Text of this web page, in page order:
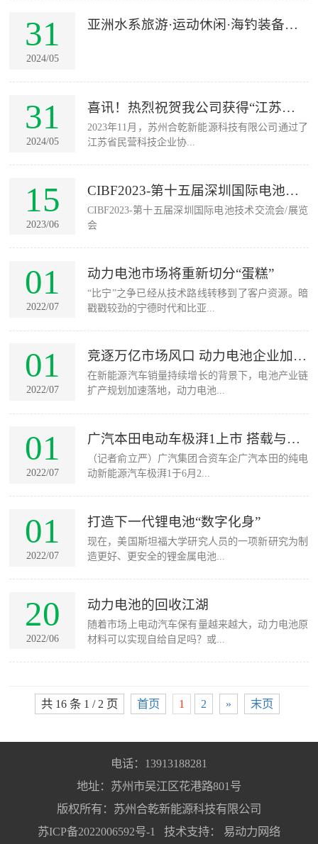
31
2024/05
亚洲水系旅游·运动休闲·海钓装备与
31
2024/05
喜讯！热烈祝贺我公司获得“江苏省
民营科技...
2023年11月，苏州合乾新能源科技有限公司通过了
江苏省民营科技企业协...
15
2023/06
CIBF2023-第十五届深圳国际电池
技...
CIBF2023-第十五届深圳国际电池技术交流会/展览
会
01
2022/07
动力电池市场将重新切分“蛋糕”
“比宁”之争已经从技术路线转移到了客户资源。暗
戳戳较劲的宁德时代和比亚...
01
2022/07
竞逐万亿市场风口 动力电池企业加速
跑马圈...
在新能源汽车销量持续增长的背景下，电池产业链
扩产规划加速落地，动力电池...
01
2022/07
广汽本田电动车极湃1上市 搭载与宁
德时代...
（记者俞立严）广汽集团合资车企广汽本田的纯电
动新能源汽车极湃1于6月2...
01
2022/07
打造下一代锂电池“数字化身”
现在，美国斯坦福大学研究人员的一项新研究为制
造更好、更安全的锂金属电池...
20
2022/06
动力电池的回收江湖
随着市场上电动汽车保有量越来越大，动力电池原
材料可以实现自给自足吗？或...
共 16 条 1 / 2 页 首页 1 2 » 末页
电话：13913188281
地址：苏州市吴江区花港路801号
版权所有：苏州合乾新能源科技有限公司
苏ICP备2022006592号-1
技术支持： 易动力网络